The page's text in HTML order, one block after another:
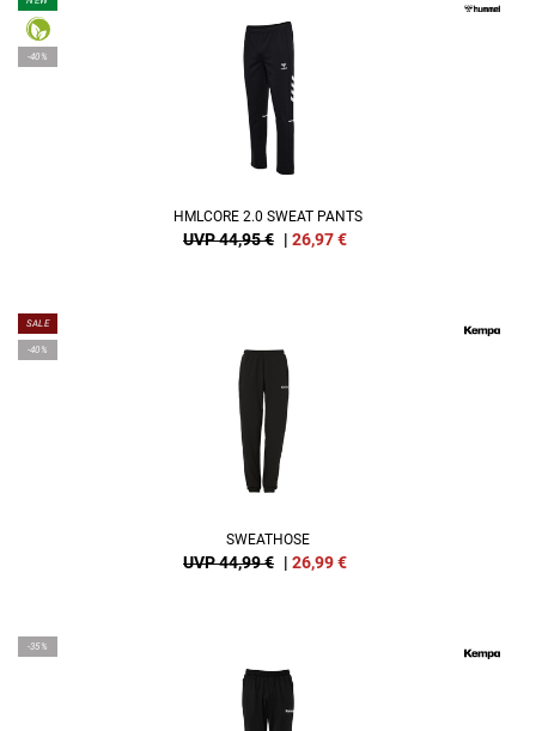
-40%
HMLCORE 2.0 SWEAT PANTS
UVP 44,95 € | 26,97€
SALE
-40%
SWEATHOSE
UVP 44,99 € | 26,99€
-35%